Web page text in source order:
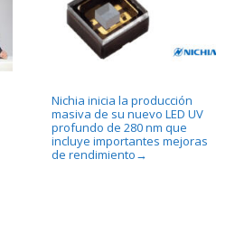
Nichia inicia la producción
masiva de su nuevo LED UV
profundo de 280 nm que
incluye importantes mejoras
de rendimiento →